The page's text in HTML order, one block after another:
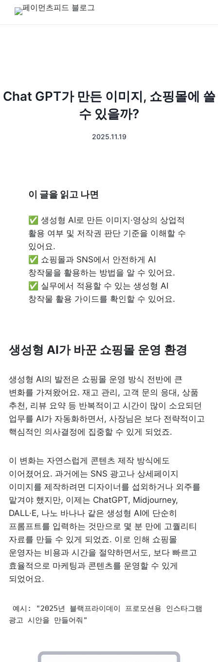
Chat GPT가 만든 이미지, 쇼핑몰에 쓸
수 있을까?
2025.11.19
이 글을 읽고 나면
✅ 생성형 AI로 만든 이미지·영상의 상업적
활용 여부 및 저작권 판단 기준을 이해할 수
있어요.
✅ 쇼핑몰과 SNS에서 안전하게 AI
창작물을 활용하는 방법을 알 수 있어요.
✅ 실무에서 적용할 수 있는 생성형 AI
창작물 활용 가이드를 확인할 수 있어요.
생성형 AI가 바꾼 쇼핑몰 운영 환경
생성형 AI의 발전은 쇼핑몰 운영 방식 전반에 큰
변화를 가져왔어요. 재고 관리, 고객 문의 응대, 상품
추천, 리뷰 요약 등 반복적이고 시간이 많이 소요되던
업무를 AI가 자동화하면서, 사장님은 보다 전략적이고
핵심적인 의사결정에 집중할 수 있게 되었죠.
이 변화는 자연스럽게 콘텐츠 제작 방식에도
이어졌어요. 과거에는 SNS 광고나 상세페이지
이미지를 제작하려면 디자이너를 섭외하거나 외주를
맡겨야 했지만, 이제는 ChatGPT, Midjourney,
DALL·E, 나노 바나나 같은 생성형 AI에 단순히
프롬프트를 입력하는 것만으로 몇 분 만에 고퀄리티
자료를 만들 수 있게 되었죠. 이로 인해 쇼핑몰
운영자는 비용과 시간을 절약하면서도, 보다 빠르고
효율적으로 마케팅과 콘텐츠를 운영할 수 있게
되었어요.
예시: "2025년 블랙프라이데이 프로모션용 인스타그램
광고 시안을 만들어줘"